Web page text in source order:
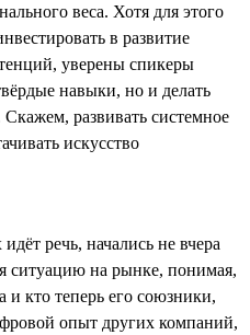
веса. Хотя для этого
в развитие
уверены спикеры
навыки, но и делать
развивать системное
искусство
речь, начались не вчера
ситуацию на рынке, понимая,
и кто теперь его союзники,
опыт других компаний,